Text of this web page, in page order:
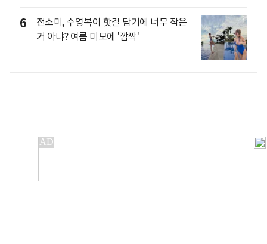
6
전소미, 수영복이 핫걸 담기에 너무 작은
거 아냐? 여름 미모에 '깜짝'